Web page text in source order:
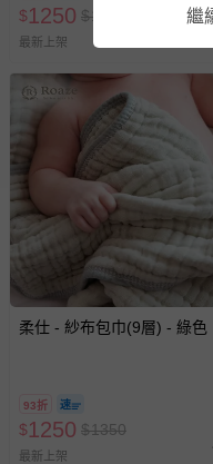
$1250 $1350
最新上架
柔仕 - 紗布包巾(9層) - 綠色
93折
$1250 $1350
最新上架
繼